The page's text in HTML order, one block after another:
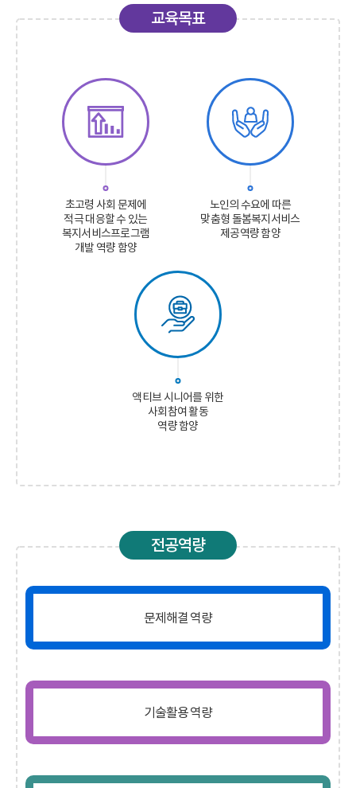
교육목표
초고령 사회 문제에
적극 대응할 수 있는
복지서비스프로그램
개발 역량 함양
노인의 수요에 따른
맞춤형 돌봄복지서비스
제공역량 함양
액티브 시니어를 위한
사회참여 활동
역량 함양
전공역량
문제해결 역량
기술활용 역량